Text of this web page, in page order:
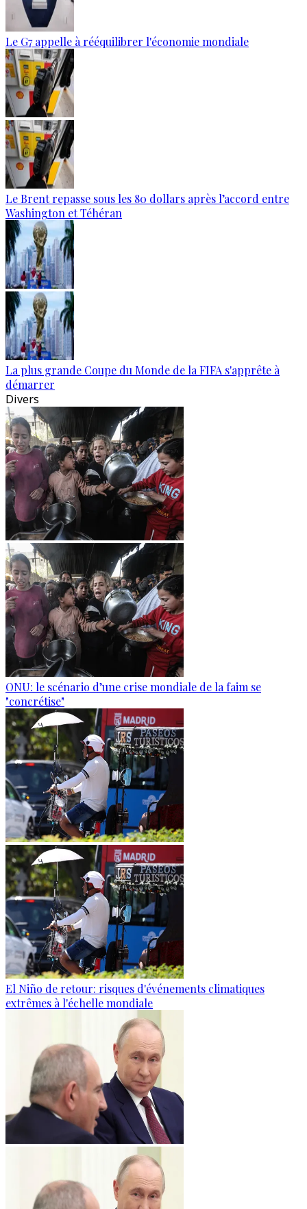
Le G7 appelle à rééquilibrer l'économie mondiale
Le Brent repasse sous les 80 dollars après l’accord entre
Washington et Téhéran
La plus grande Coupe du Monde de la FIFA s'apprête à
démarrer
Divers
ONU: le scénario d’une crise mondiale de la faim se
"concrétise"
El Niño de retour: risques d'événements climatiques
extrêmes à l'échelle mondiale